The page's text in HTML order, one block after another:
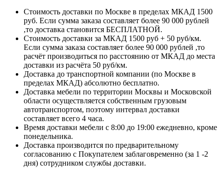
Стоимость доставки по Москве в пределах МКАД 1500
руб. Если сумма заказа составляет более 90 000 рублей
,то доставка становится БЕСПЛАТНОЙ.
Стоимость доставки за МКАД 1500 руб + 50 руб/км.
Если сумма заказа составляет более 90 000 рублей ,то
расчёт производиться по расстоянию от МКАД до места
доставки из расчёта 50 руб/км.
Доставка до транспортной компании (по Москве в
пределах МКАД) абсолютно бесплатно.
Доставка мебели по территории Москвы и Московской
области осуществляется собственным грузовым
автотранспортом, поэтому интервал доставки
составляет всего 4 часа.
Время доставки мебели с 8:00 до 19:00 ежедневно, кроме
понедельника.
Доставка производится по предварительному
согласованию с Покупателем заблаговременно (за 1 -2
дня) сотрудником службы доставки.